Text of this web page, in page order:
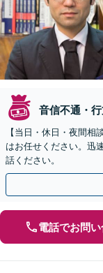
音信不通・
【当日・休日・夜間相
はお任せください。迅
話ください。
電話でお問